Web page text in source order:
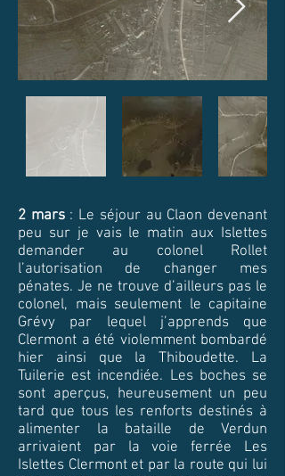
2 mars: Le séjour au Claon devenant
peu sur je vais le matin aux Islettes
demander au colonel Rollet
l’autorisation de changer mes
pénates. Je ne trouve d’ailleurs pas le
colonel, mais seulement le capitaine
Grévy par lequel j’apprends que
Clermont a été violemment bombardé
hier ainsi que la Thiboudette. La
Tuilerie est incendiée. Les boches se
sont aperçus, heureusement un peu
tard que tous les renforts destinés à
alimenter la bataille de Verdun
arrivaient par la voie ferrée Les
Islettes Clermont et par la route qui lui